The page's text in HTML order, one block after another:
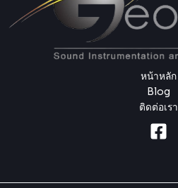
หน้าหลัก
Blog
ติดต่อเรา